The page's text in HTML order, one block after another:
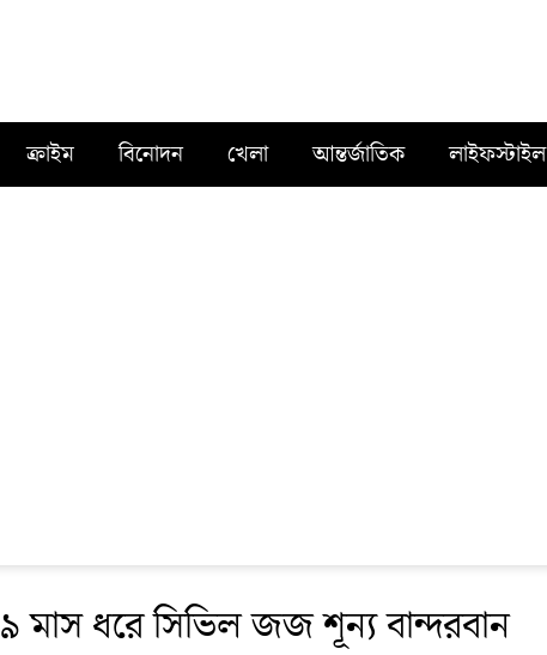
ক্রাইম বিনোদন খেলা আন্তর্জাতিক লাইফস্টাইল
৯ মাস ধরে সিভিল জজ শূন্য বান্দরবান